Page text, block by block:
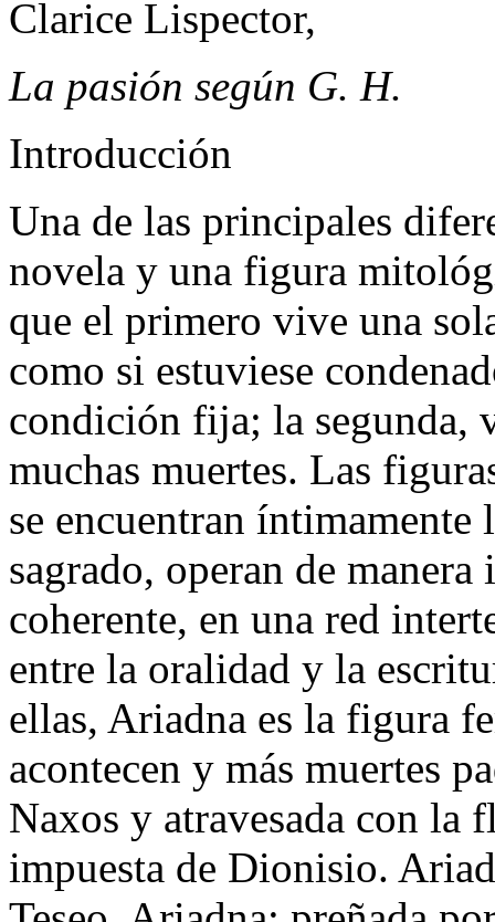
Clarice Lispector,
La pasión según G. H.
Introducción
Una de las principales
novela y una figura
que el primero vive una
como si estuviese
condición fija; la segunda,
muchas muertes. Las
se encuentran íntimamente
sagrado, operan de
coherente, en una red
entre la oralidad y la
ellas, Ariadna es la figura
acontecen y más muertes
Naxos y atravesada con la
impuesta de Dionisio.